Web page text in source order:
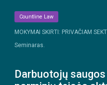
Countline Law
MOKYMAI SKIRTI: PRIVAČIAM
Seminaras.
Darbuotojų